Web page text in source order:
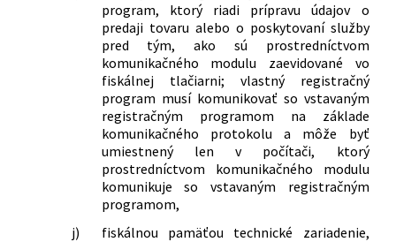
neskorších predpisov a ktorým sa
menia a dopĺňajú niektoré zákony
9/2019 Z. z.
Zákon, ktorým sa mení a dopĺňa zákon
č. 56/2012 Z. z. o cestnej doprave v
znení neskorších predpisov a ktorým sa
menia a dopĺňajú niektoré zákony
188/2019 Z. z.
Zákon, ktorým sa dopĺňa zákon č.
289/2008 Z. z. o používaní elektronickej
registračnej pokladnice a o zmene a
doplnení zákona Slovenskej národnej
rady č. 511/1992 Zb.
369/2019 Z. z.
Zákon, ktorým sa mení a dopĺňa zákon
program, ktorý riadi prípravu údajov o
predaji tovaru alebo o poskytovaní služby
pred tým, ako sú prostredníctvom
komunikačného modulu zaevidované vo
fiskálnej tlačiarni; vlastný registračný
program musí komunikovať so vstavaným
registračným programom na základe
komunikačného protokolu a môže byť
umiestnený len v počítači, ktorý
prostredníctvom komunikačného modulu
komunikuje so vstavaným registračným
programom,
j)
fiskálnou pamäťou technické zariadenie,